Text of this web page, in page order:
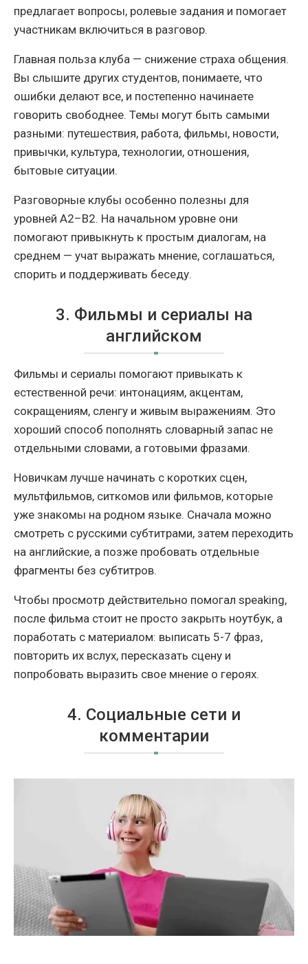
предлагает вопросы, ролевые задания и помогает
участникам включиться в разговор.
Главная польза клуба — снижение страха общения.
Вы слышите других студентов, понимаете, что
ошибки делают все, и постепенно начинаете
говорить свободнее. Темы могут быть самыми
разными: путешествия, работа, фильмы, новости,
привычки, культура, технологии, отношения,
бытовые ситуации.
Разговорные клубы особенно полезны для
уровней A2–B2. На начальном уровне они
помогают привыкнуть к простым диалогам, на
среднем — учат выражать мнение, соглашаться,
спорить и поддерживать беседу.
3. Фильмы и сериалы на
английском
Фильмы и сериалы помогают привыкать к
естественной речи: интонациям, акцентам,
сокращениям, сленгу и живым выражениям. Это
хороший способ пополнять словарный запас не
отдельными словами, а готовыми фразами.
Новичкам лучше начинать с коротких сцен,
мультфильмов, ситкомов или фильмов, которые
уже знакомы на родном языке. Сначала можно
смотреть с русскими субтитрами, затем переходить
на английские, а позже пробовать отдельные
фрагменты без субтитров.
Чтобы просмотр действительно помогал speaking,
после фильма стоит не просто закрыть ноутбук, а
поработать с материалом: выписать 5-7 фраз,
повторить их вслух, пересказать сцену и
попробовать выразить свое мнение о героях.
4. Социальные сети и
комментарии